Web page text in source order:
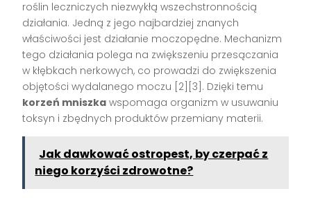
roślin leczniczych niezwykłą wszechstronnością
działania. Jedną z jego najbardziej znanych
właściwości jest działanie moczopędne. Mechanizm
tego działania polega na zwiększeniu przesączania
w kłębkach nerkowych, co prowadzi do zwiększenia
objętości wydalanego moczu [2][3]. Dzięki temu
korzeń mniszka wspomaga organizm w usuwaniu
toksyn i zbędnych produktów przemiany materii.
Jak dawkować ostropest, by czerpać z
niego korzyści zdrowotne?